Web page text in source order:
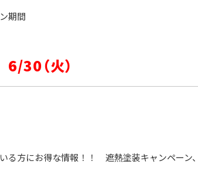
期間
30（火）
る方にお得な情報！！ 遮熱塗装キャンペーン、